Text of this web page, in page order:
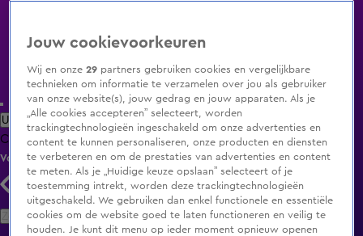
Uitzending Gemist Populaire programma's Zenders Genres
ClipsFilmsRadioSmart TV inlogShop
Volg KIJK
Zoeken
Jouw cookievoorkeuren
Wij en onze29 partners gebruiken cookies en vergelijkbare
technieken om informatie te verzamelen over jou als gebruiker
van onze website(s), jouw gedrag en jouw apparaten. Als je
„Alle cookies accepteren” selecteert, worden
trackingtechnologieën ingeschakeld om onze advertenties en
content te kunnen personaliseren, onze producten en diensten
te verbeteren en om de prestaties van advertenties en content
te meten. Als je „Huidige keuze opslaan” selecteert of je
toestemming intrekt, worden deze trackingtechnologieën
uitgeschakeld. We gebruiken dan enkel functionele en essentiële
cookies om de website goed te laten functioneren en veilig te
houden. Je kunt dit menu op ieder moment opnieuw openen